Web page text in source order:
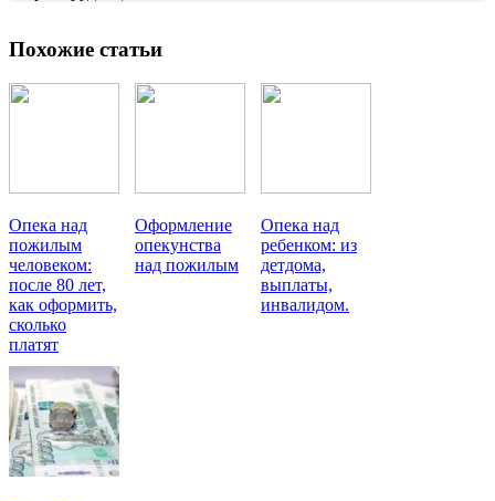
Похожие статьи
Опека над
пожилым
человеком:
после 80 лет,
как оформить,
сколько
платят
Оформление
опекунства
над пожилым
Опека над
ребенком: из
детдома,
выплаты,
инвалидом.